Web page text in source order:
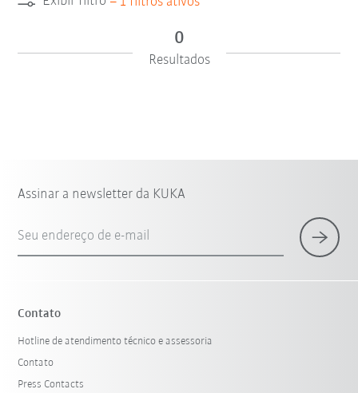
0
Resultados
Assinar a newsletter da KUKA
Seu endereço de e-mail
Contato
Hotline de atendimento técnico e assessoria
Contato
Press Contacts